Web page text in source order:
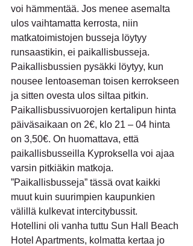
voi hämmentää. Jos menee asemalta
ulos vaihtamatta kerrosta, niin
matkatoimistojen busseja löytyy
runsaastikin, ei paikallisbusseja.
Paikallisbussien pysäkki löytyy, kun
nousee lentoaseman toisen kerrokseen
ja sitten ovesta ulos siltaa pitkin.
Paikallisbussivuorojen kertalipun hinta
päiväsaikaan on 2€, klo 21 – 04 hinta
on 3,50€. On huomattava, että
paikallisbusseilla Kyproksella voi ajaa
varsin pitkiäkin matkoja.
”Paikallisbusseja” tässä ovat kaikki
muut kuin suurimpien kaupunkien
välillä kulkevat intercitybussit.
Hotellini oli vanha tuttu Sun Hall Beach
Hotel Apartments, kolmatta kertaa jo